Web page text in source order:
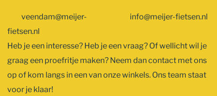
veendam@meijer-
fietsen.nl
info@meijer-fietsen.nl
Heb je een interesse? Heb je een vraag? Of wellicht wil je
graag een proefritje maken? Neem dan contact met ons
op of kom langs in een van onze winkels. Ons team staat
voor je klaar!